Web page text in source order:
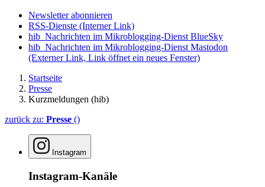
Newsletter abonnieren
RSS-Dienste (Interner Link)
hib_Nachrichten im Mikroblogging-Dienst BlueSky
hib_Nachrichten im Mikroblogging-Dienst Mastodon
(Externer Link, Link öffnet ein neues Fenster)
Startseite
Presse
Kurzmeldungen (hib)
zurück zu: Presse ()
Instagram
Instagram-Kanäle